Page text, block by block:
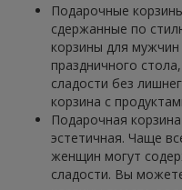
Подарочные
сдержанные по
корзины для
праздничного
сладости без
корзина с
Подарочная корзина
эстетичная. Чаще
женщин могут
сладости. Вы